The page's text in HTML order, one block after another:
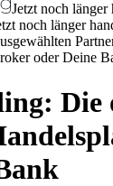
Jetzt noch
noch länger
oder Deine
Die